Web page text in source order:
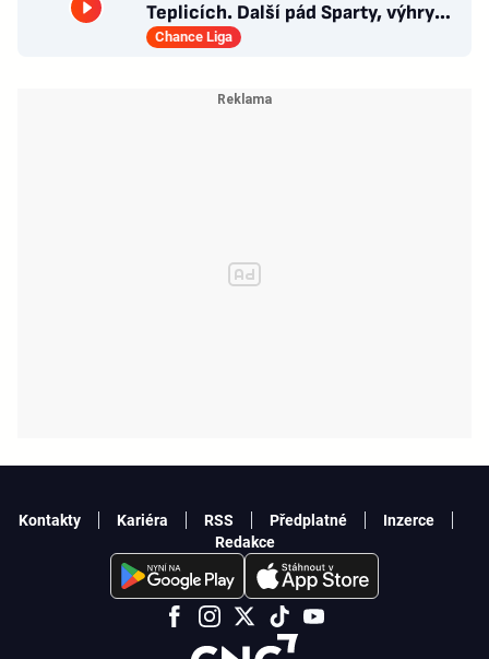
Teplicích. Další pád Sparty, výhry
Slavie i Hradce s Baníkem
Chance Liga
Kontakty Kariéra RSS Předplatné
Inzerce
Redakce